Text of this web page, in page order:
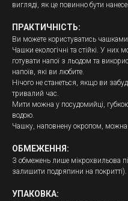
вигляді, як це повинно бути
ПРАКТИЧНІСТЬ:
Ви можете користуватись
Чашки екологічні та стійкі. У
готувати напої з льодом та
напоїв, які ви любите.
Нічого не станеться, якщо ви
тривалий час.
Мити можна у посудомийці,
водою.
Чашку, наповнену окропом,
ОБМЕЖЕННЯ:
З обмежень лише мікрохвильова
залишити подряпини на покритті).
УПАКОВКА: